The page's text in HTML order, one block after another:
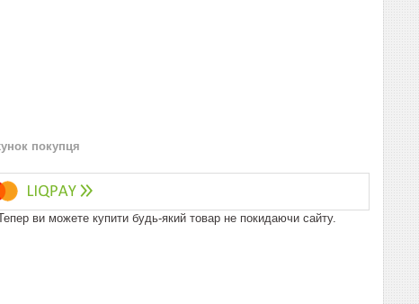
покупця
ви можете купити будь-який товар не покидаючи сайту.